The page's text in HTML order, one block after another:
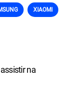
XIAOMI
na